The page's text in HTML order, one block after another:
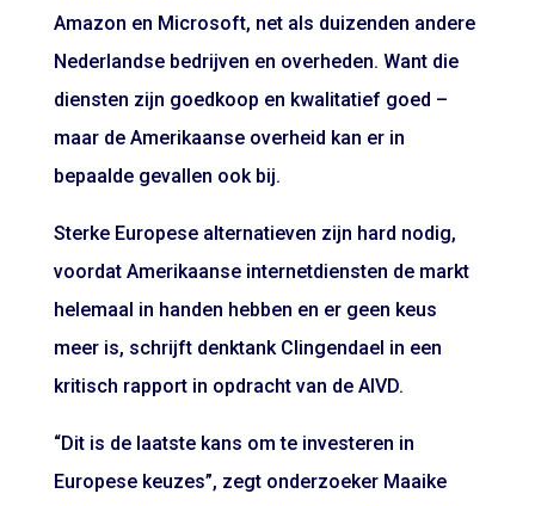
Amazon en Microsoft, net als duizenden andere
Nederlandse bedrijven en overheden. Want die
diensten zijn goedkoop en kwalitatief goed –
maar de Amerikaanse overheid kan er in
bepaalde gevallen ook bij.
Sterke Europese alternatieven zijn hard nodig,
voordat Amerikaanse internetdiensten de markt
helemaal in handen hebben en er geen keus
meer is, schrijft denktank Clingendael in een
kritisch rapport in opdracht van de AIVD.
“Dit is de laatste kans om te investeren in
Europese keuzes”, zegt onderzoeker Maaike